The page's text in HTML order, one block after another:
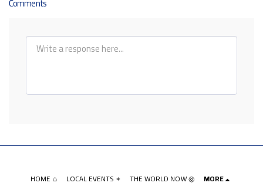
Comments
HOME ⌂ LOCAL EVENTS ⌖ THE WORLD NOW ◎ MORE